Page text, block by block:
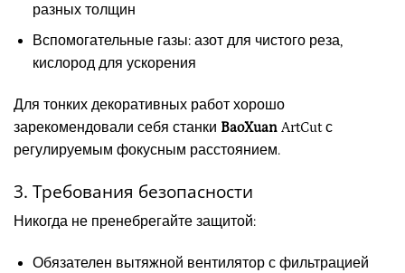
разных толщин
Вспомогательные газы: азот для чистого реза,
кислород для ускорения
Для тонких декоративных работ хорошо
зарекомендовали себя станки BaoXuan ArtCut с
регулируемым фокусным расстоянием.
3. Требования безопасности
Никогда не пренебрегайте защитой:
Обязателен вытяжной вентилятор с фильтрацией